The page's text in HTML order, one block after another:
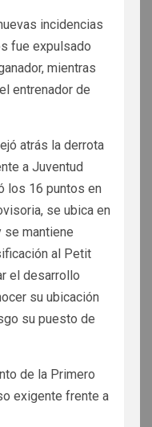
incidencias
fue expulsado
mientras
entrenador de
atrás la derrota
a Juventud
los 16 puntos en
se ubica en
se mantiene
al Petit
el desarrollo
su ubicación
su puesto de
de la Primero
exigente frente a